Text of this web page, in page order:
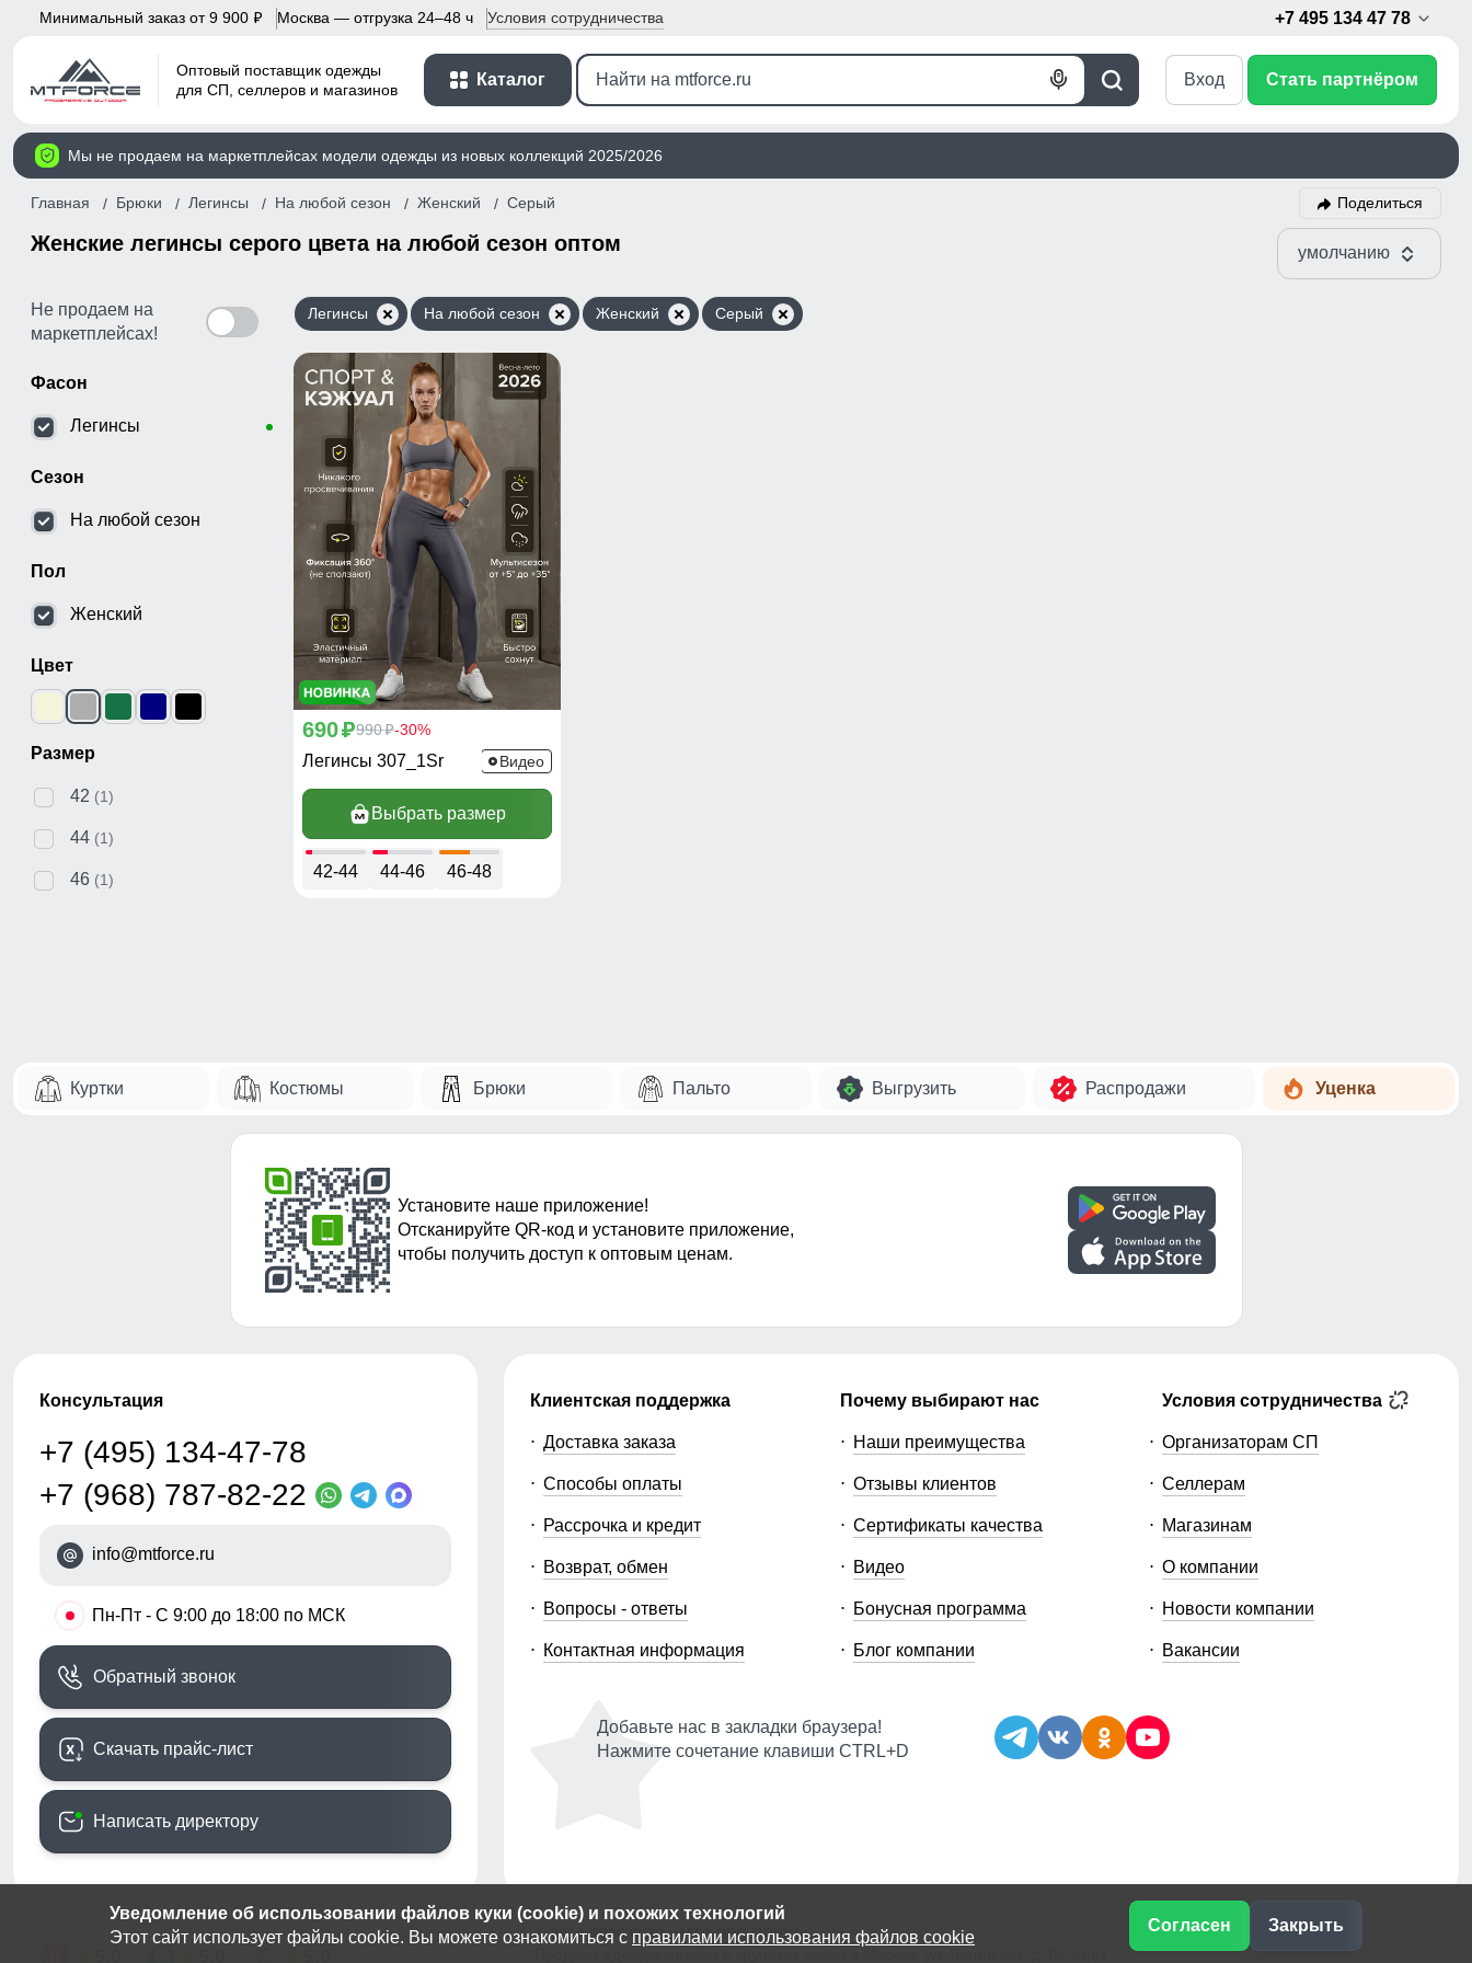
Уведомление об использовании файлов куки (cookie) и похожих технологий
Этот сайт использует файлы cookie. Вы можете ознакомиться с правилами использования файлов cookie
Согласен Закрыть
Минимальный заказ от 9 900 p Москва — отгрузка 24–48 ч Условия сотрудничества +7 495 134 47 78
Оптовый поставщик одежды
для СП, селлеров и магазинов
Каталог
Поиск
Голосовой
Вход Стать партнёром
Мы не продаем на маркетплейсах модели одежды из новых коллекций 2025/2026
Главная Брюки Легинсы На любой сезон Женский Серый Поделиться
Женские легинсы серого цвета на любой сезон оптом умолчанию
Не продаем на
маркетплейсах!
Фасон
Легинсы
Сезон
На любой сезон
Пол
Женский
Цвет
Размер
42 (1)
44 (1)
46 (1)
Легинсы На любой сезон Женский Серый
690p990p-30%
Легинсы 307_1Sr Видео
Выбрать размер
42-44 44-46 46-48
Куртки Костюмы Брюки Пальто Выгрузить Распродажи Уценка
Установите наше приложение!
Отсканируйте QR-код и установите приложение,
чтобы получить доступ к оптовым ценам.
Консультация
+7 (495) 134-47-78
+7 (968) 787-82-22
info@mtforce.ru
• Пн-Пт - С 9:00 до 18:00 по МСК
Обратный звонок
Скачать прайс-лист
Написать директору
Клиентская поддержка
Доставка заказа
Способы оплаты
Рассрочка и кредит
Возврат, обмен
Вопросы - ответы
Контактная информация
Почему выбирают нас
Наши преимущества
Отзывы клиентов
Сертификаты качества
Видео
Бонусная программа
Блог компании
Условия сотрудничества
Организаторам СП
Селлерам
Магазинам
О компании
Новости компании
Вакансии
Добавьте нас в закладки браузера!
Нажмите сочетание клавиши CTRL+D
© 2014-2026 ООО «МТФОРС ПЛЮС»